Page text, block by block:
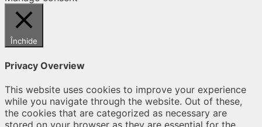
Închide
Privacy Overview
This website uses cookies to improve your experience
while you navigate through the website. Out of these,
the cookies that are categorized as necessary are